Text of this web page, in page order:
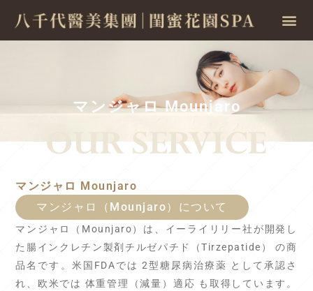
マンジャロ Mounjaro
マンジャロ Mounjaro
マンジャロ（Mounjaro）について
マンジャロ（Mounjaro）は、イーライリリー社が開発し
た腸インクレチン製剤チルゼパチド（Tirzepatide） の商
品名です。米国FDAでは 2型糖尿病治療薬 として承認さ
れ、欧米では 体重管理（減量）適応 も取得しています。